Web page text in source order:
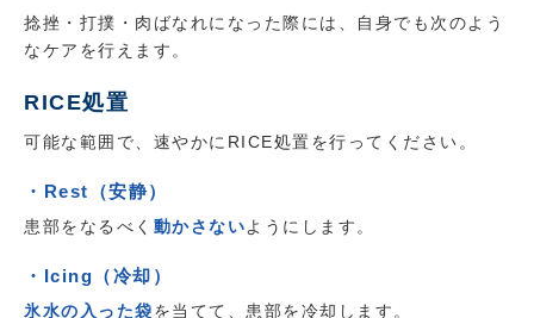
捻挫・打撲・肉ばなれになった際には、自身でも次のよう
なケアを行えます。
RICE処置
可能な範囲で、速やかにRICE処置を行ってください。
・Rest（安静）
患部をなるべく 動かさないようにします。
・Icing（冷却）
氷水の入った袋を当てて、患部を冷却します。